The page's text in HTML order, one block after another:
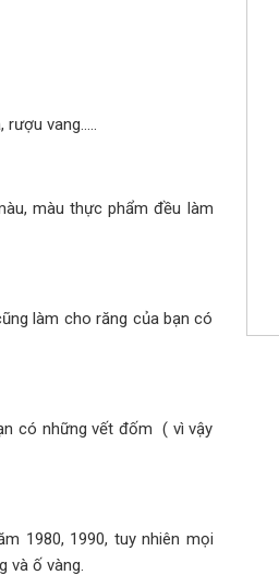
rượu vang…..
màu thực phẩm đều làm
làm cho răng của bạn có
có những vết đốm ( vì vậy
1980, 1990, tuy nhiên mọi
và ố vàng.